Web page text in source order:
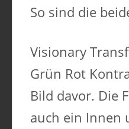
So sind die
Visionary
Grün Rot
Bild davor. Die
auch ein Innen